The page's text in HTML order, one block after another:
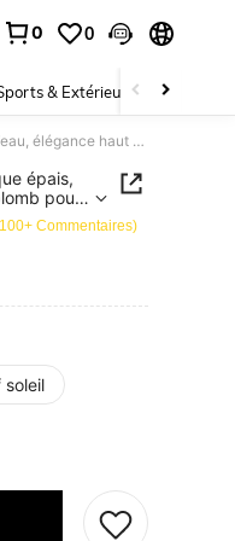
0 0
& Extérieur Enfants
4 pièces Set de verrerie premium style nordique épais, embossé en forme de rayons de soleil, sans plomb pour jus/eau, élégance haut de gamme
épais,
pour
Commentaires)
soleil